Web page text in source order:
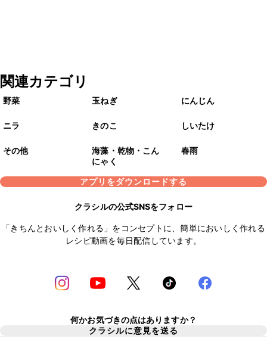
関連カテゴリ
野菜 玉ねぎ にんじん
ニラ きのこ しいたけ
その他
海藻・乾物・こん
にゃく
春雨
アプリをダウンロードする
クラシルの公式SNSをフォロー
「きちんとおいしく作れる」をコンセプトに、簡単においしく作れる
レシピ動画を毎日配信しています。
何かお気づきの点はありますか？
クラシルに意見を送る